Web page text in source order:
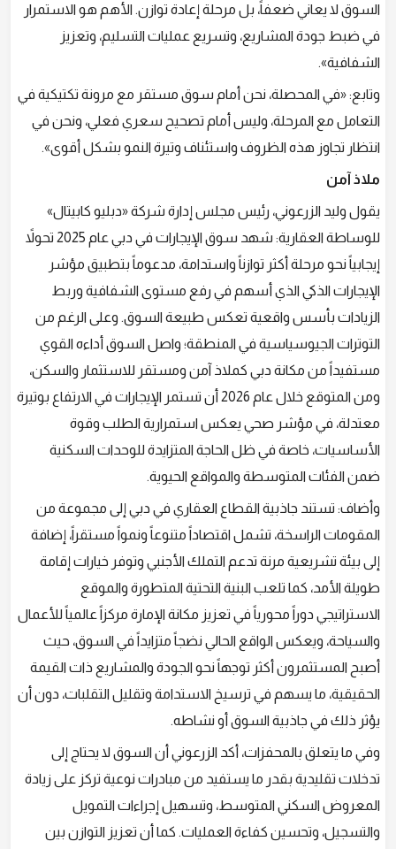
السوق لا يعاني ضعفاً، بل مرحلة إعادة توازن. الأهم هو الاستمرار
في ضبط جودة المشاريع، وتسريع عمليات التسليم، وتعزيز
الشفافية».
وتابع: «في المحصلة، نحن أمام سوق مستقر مع مرونة تكتيكية في
التعامل مع المرحلة، وليس أمام تصحيح سعري فعلي، ونحن في
انتظار تجاوز هذه الظروف واستئناف وتيرة النمو بشكل أقوى».
ملاذ آمن
يقول وليد الزرعوني، رئيس مجلس إدارة شركة «دبليو كابيتال»
للوساطة العقارية: شهد سوق الإيجارات في دبي عام 2025 تحولاً
إيجابياً نحو مرحلة أكثر توازناً واستدامة، مدعوماً بتطبيق مؤشر
الإيجارات الذكي الذي أسهم في رفع مستوى الشفافية وربط
الزيادات بأسس واقعية تعكس طبيعة السوق. وعلى الرغم من
التوترات الجيوسياسية في المنطقة؛ واصل السوق أداءه القوي
مستفيداً من مكانة دبي كملاذ آمن ومستقر للاستثمار والسكن،
ومن المتوقع خلال عام 2026 أن تستمر الإيجارات في الارتفاع بوتيرة
معتدلة، في مؤشر صحي يعكس استمرارية الطلب وقوة
الأساسيات، خاصة في ظل الحاجة المتزايدة للوحدات السكنية
ضمن الفئات المتوسطة والمواقع الحيوية.
وأضاف: تستند جاذبية القطاع العقاري في دبي إلى مجموعة من
المقومات الراسخة، تشمل اقتصاداً متنوعاً ونمواً مستقراً، إضافة
إلى بيئة تشريعية مرنة تدعم التملك الأجنبي وتوفر خيارات إقامة
طويلة الأمد، كما تلعب البنية التحتية المتطورة والموقع
الاستراتيجي دوراً محورياً في تعزيز مكانة الإمارة مركزاً عالمياً للأعمال
والسياحة، ويعكس الواقع الحالي نضجاً متزايداً في السوق، حيث
أصبح المستثمرون أكثر توجهاً نحو الجودة والمشاريع ذات القيمة
الحقيقية، ما يسهم في ترسيخ الاستدامة وتقليل التقلبات، دون أن
يؤثر ذلك في جاذبية السوق أو نشاطه.
وفي ما يتعلق بالمحفزات، أكد الزرعوني أن السوق لا يحتاج إلى
تدخلات تقليدية بقدر ما يستفيد من مبادرات نوعية تركز على زيادة
المعروض السكني المتوسط، وتسهيل إجراءات التمويل
والتسجيل، وتحسين كفاءة العمليات. كما أن تعزيز التوازن بين